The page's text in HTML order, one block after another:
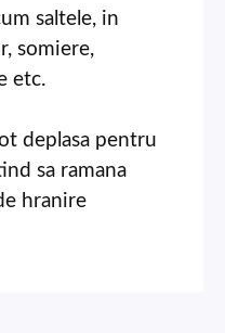
saltele, in
somiere,
etc.
deplasa pentru
sa ramana
hranire